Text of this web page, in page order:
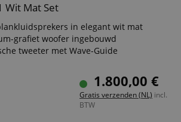
Wit Mat Set
in elegant wit mat
grafiet woofer ingebouwd
tweeter met Wave-Guide
hoge detailweergave
voor precieze laagbas
stereo en homecinema-systemen
1.800,00 €
Gratis verzenden (NL) incl.
BTW